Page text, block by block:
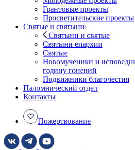
Грантовые проекты
Просветительские проекты
Святые и святыни
Святыни и святые
Святыни епархии
Святые
Новомученики и
годину гонений
Подвижники благочестия
Паломнический отдел
Контакты
Пожертвование